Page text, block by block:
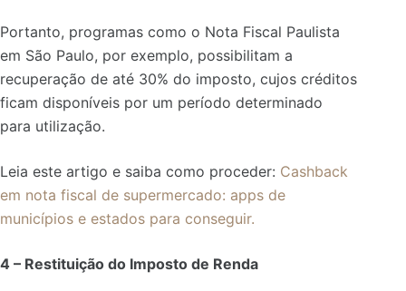
Portanto, programas como o Nota Fiscal Paulista
em São Paulo, por exemplo, possibilitam a
recuperação de até 30% do imposto, cujos créditos
ficam disponíveis por um período determinado
para utilização.
Leia este artigo e saiba como proceder: Cashback
em nota fiscal de supermercado: apps de
municípios e estados para conseguir.
4 – Restituição do Imposto de Renda